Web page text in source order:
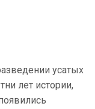
усатых
лет истории,